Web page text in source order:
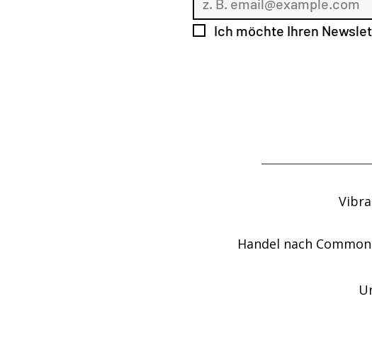
Ich möchte Ihren
Handel nach